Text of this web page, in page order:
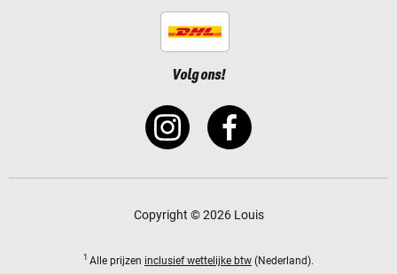
Volg ons!
Copyright © 2026 Louis
1 Alle prijzen inclusief wettelijke btw (Nederland).